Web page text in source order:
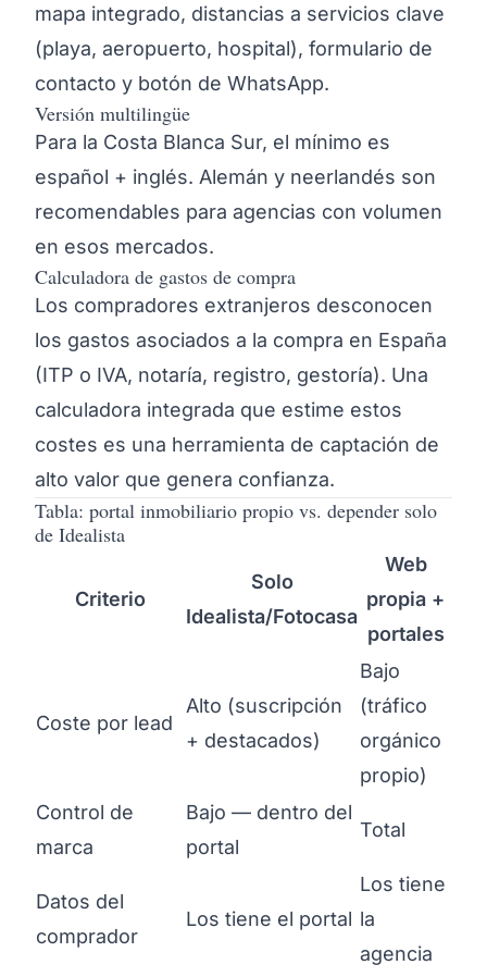
mapa integrado, distancias a servicios clave
(playa, aeropuerto, hospital), formulario de
contacto y botón de WhatsApp.
Versión multilingüe
Para la Costa Blanca Sur, el mínimo es
español + inglés. Alemán y neerlandés son
recomendables para agencias con volumen
en esos mercados.
Calculadora de gastos de compra
Los compradores extranjeros desconocen
los gastos asociados a la compra en España
(ITP o IVA, notaría, registro, gestoría). Una
calculadora integrada que estime estos
costes es una herramienta de captación de
alto valor que genera confianza.
Tabla: portal inmobiliario propio vs. depender solo
de Idealista
Criterio
Solo
Idealista/Fotocasa
Web
propia +
portales
Coste por lead
Alto (suscripción
+ destacados)
Bajo
(tráfico
orgánico
propio)
Control de
marca
Bajo — dentro del
portal
Total
Datos del
comprador
Los tiene el portal
Los tiene
la
agencia